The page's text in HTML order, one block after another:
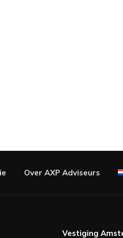
Over AXP Adviseurs
Vestiging